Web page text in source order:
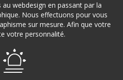
webdesign en passant par la
Nous effectuons pour vous
sur mesure. Afin que votre
votre personnalité.